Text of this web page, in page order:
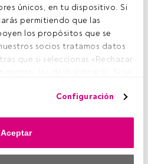
únicos, en tu dispositivo. Si
permitiendo que las
los propósitos que se
socios tratamos datos
que si seleccionas «Rechazar
dejar de ser relevantes para ti.
enlace «Preferencias de
la parte inferior de la página
Configuración
Aceptar